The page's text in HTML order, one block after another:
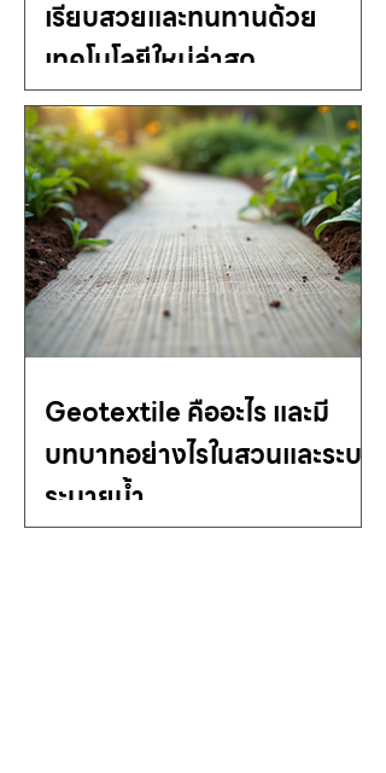
เรียบสวยและทนทานด้วย
เทคโนโลยีใหม่ล่าสุด
Geotextile คืออะไร และมี
บทบาทอย่างไรในสวนและระบบ
ระบายน้ำ